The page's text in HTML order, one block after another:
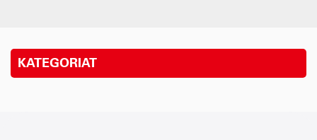
KATEGORIAT